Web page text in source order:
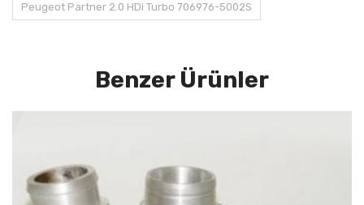
Peugeot Partner 2.0 HDi Turbo 706976-5002S
Benzer Ürünler